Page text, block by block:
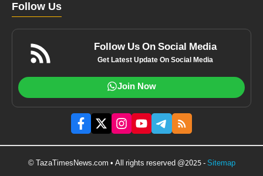
Follow Us
Follow Us On Social Media
Get Latest Update On Social Media
Join Now
© TazaTimesNews.com • All rights reserved @2025 -Sitemap